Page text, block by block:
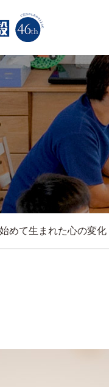
めて生まれた心の変化